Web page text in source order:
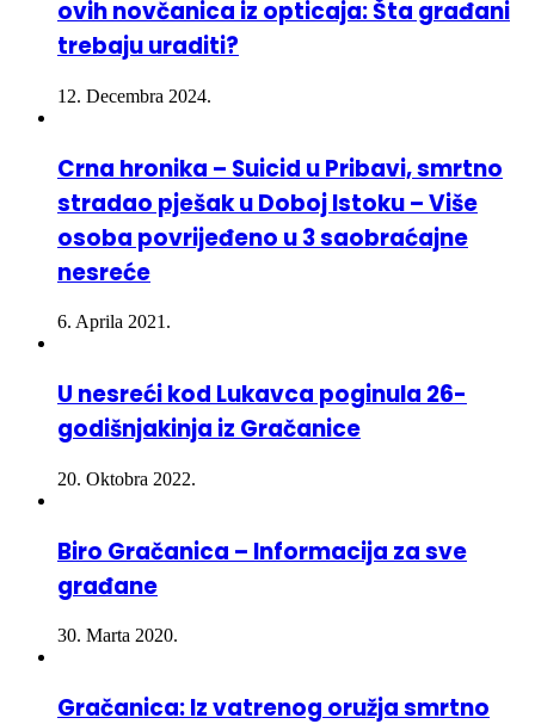
Za dvadesetak dana počinje povlačenje
ovih novčanica iz opticaja: Šta građani
trebaju uraditi?
Crna hronika – Suicid u Pribavi, smrtno
stradao pješak u Doboj Istoku – Više
osoba povrijeđeno u 3 saobraćajne
nesreće
U nesreći kod Lukavca poginula 26-
godišnjakinja iz Gračanice
Biro Gračanica – Informacija za sve
građane